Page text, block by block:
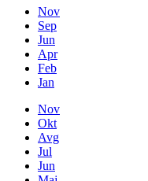
Nov
Sep
Jun
Apr
Feb
Jan
Nov
Okt
Avg
Jul
Jun